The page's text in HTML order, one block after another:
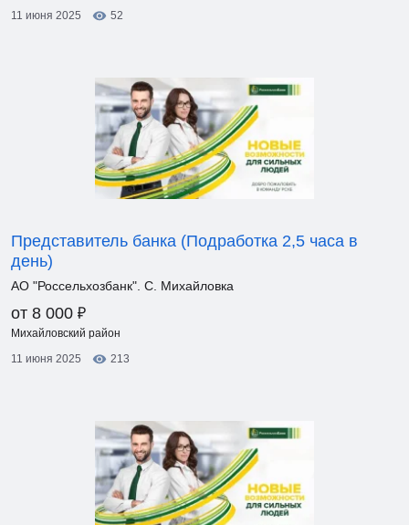
11 июня 2025
52
Представитель банка (Подработка 2,5 часа в
день)
АО "Россельхозбанк". С. Михайловка
от 8 000 ₽
Михайловский район
11 июня 2025
213